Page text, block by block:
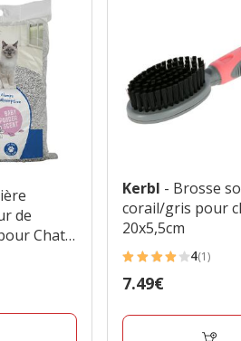
de
Chats
Kerbl - Brosse
corail/gris pour
20x5,5cm
4
étoiles
4(1)
Prix
7.49€